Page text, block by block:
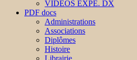
VIDEOS EXPE. DX
PDF docs
Administrations
Associations
Diplômes
Histoire
Librairie